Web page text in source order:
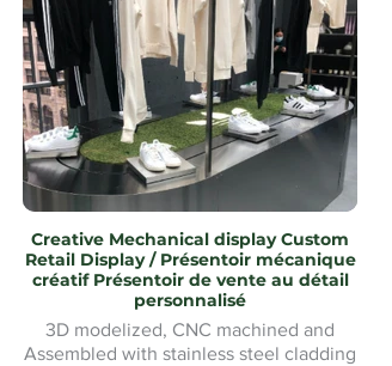
uMake Montréal
Creative Mechanical display Custom
Retail Display / Présentoir mécanique
créatif Présentoir de vente au détail
personnalisé
3D modelized, CNC machined and
Assembled with stainless steel cladding